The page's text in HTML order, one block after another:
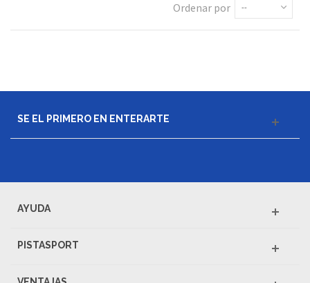
Ordenar por --
SE EL PRIMERO EN ENTERARTE
AYUDA
PISTASPORT